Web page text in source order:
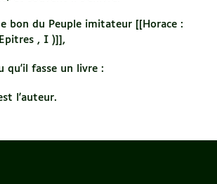
bon du Peuple imitateur [[Horace :
, I )]],
qu'il fasse un livre :
l'auteur.